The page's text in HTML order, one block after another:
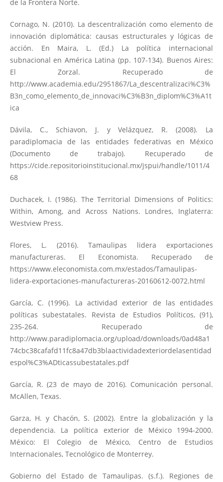
de la Frontera Norte.
Cornago, N. (2010). La descentralización como elemento de
innovación diplomática: causas estructurales y lógicas de
acción. En Maira, L. (Ed.) La política internacional
subnacional en América Latina (pp. 107-134). Buenos Aires:
El Zorzal. Recuperado de
http://www.academia.edu/2951867/La_descentralizaci%C3%
B3n_como_elemento_de_innovaci%C3%B3n_diplom%C3%A1t
ica
Dávila, C., Schiavon, J. y Velázquez, R. (2008). La
paradiplomacia de las entidades federativas en México
(Documento de trabajo). Recuperado de
https://cide.repositorioinstitucional.mx/jspui/handle/1011/4
68
Duchacek, I. (1986). The Territorial Dimensions of Politics:
Within, Among, and Across Nations. Londres, Inglaterra:
Westview Press.
Flores, L. (2016). Tamaulipas lidera exportaciones
manufactureras. El Economista. Recuperado de
https://www.eleconomista.com.mx/estados/Tamaulipas-
lidera-exportaciones-manufactureras-20160612-0072.html
García, C. (1996). La actividad exterior de las entidades
políticas subestatales. Revista de Estudios Políticos, (91),
235-264. Recuperado de
http://www.paradiplomacia.org/upload/downloads/0ad48a1
74cbc38cafafd11fc8a47db3blaactividadexteriordelasentidad
espol%C3%ADticassubestatales.pdf
García, R. (23 de mayo de 2016). Comunicación personal.
McAllen, Texas.
Garza, H. y Chacón, S. (2002). Entre la globalización y la
dependencia. La política exterior de México 1994-2000.
México: El Colegio de México, Centro de Estudios
Internacionales, Tecnológico de Monterrey.
Gobierno del Estado de Tamaulipas. (s.f.). Regiones de